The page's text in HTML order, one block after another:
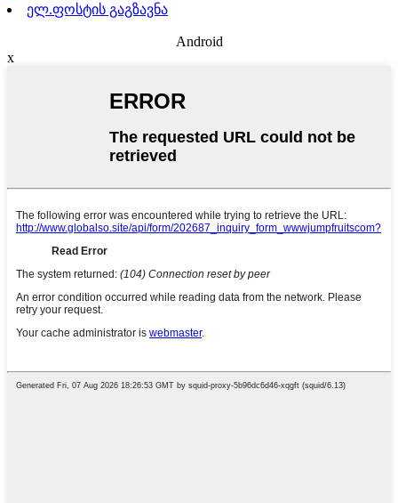
ელ.ფოსტის გაგზავნა
Android
x